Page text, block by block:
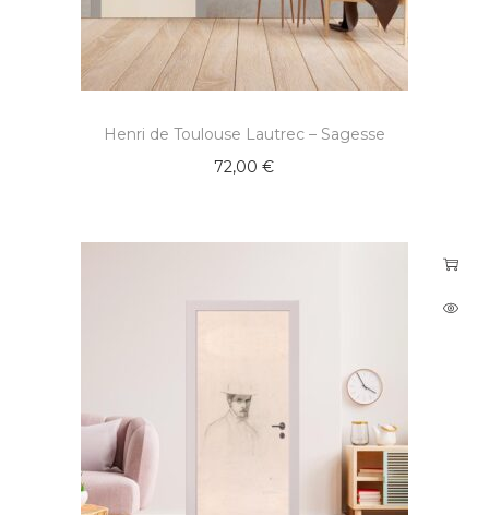
Henri de Toulouse Lautrec – Sagesse
72,00€